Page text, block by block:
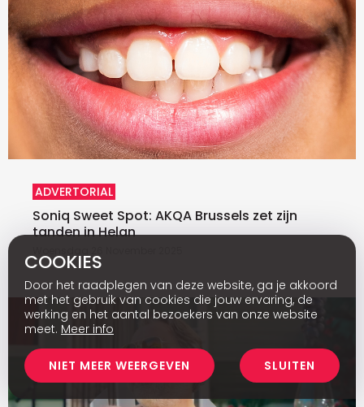
ADVERTORIAL
Soniq Sweet Spot: AKQA Brussels zet zijn
tanden in Helan
COOKIES
Door het raadplegen van deze website, ga je akkoord
met het gebruik van cookies die jouw ervaring, de
werking en het aantal bezoekers van onze website
meet. Meer info
NIET MEER WEERGEVEN SLUITEN